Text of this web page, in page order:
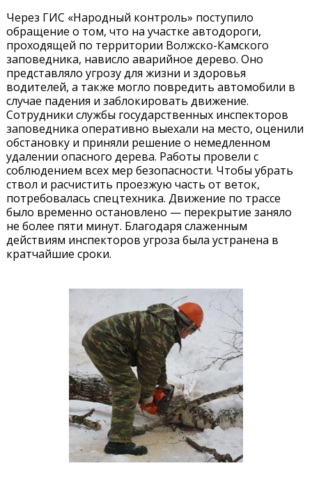
Через ГИС «Народный контроль» поступило
обращение о том, что на участке автодороги,
проходящей по территории Волжско-Камского
заповедника, нависло аварийное дерево. Оно
представляло угрозу для жизни и здоровья
водителей, а также могло повредить автомобили в
случае падения и заблокировать движение.
Сотрудники службы государственных инспекторов
заповедника оперативно выехали на место, оценили
обстановку и приняли решение о немедленном
удалении опасного дерева. Работы провели с
соблюдением всех мер безопасности. Чтобы убрать
ствол и расчистить проезжую часть от веток,
потребовалась спецтехника. Движение по трассе
было временно остановлено — перекрытие заняло
не более пяти минут. Благодаря слаженным
действиям инспекторов угроза была устранена в
кратчайшие сроки.